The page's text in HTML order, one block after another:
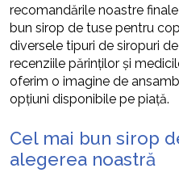
recomandările noastre
bun sirop de tuse pentru
diversele tipuri de siropuri
recenziile părinților și
oferim o imagine de
opțiuni disponibile pe piață.
Cel mai bun sirop
alegerea noastră